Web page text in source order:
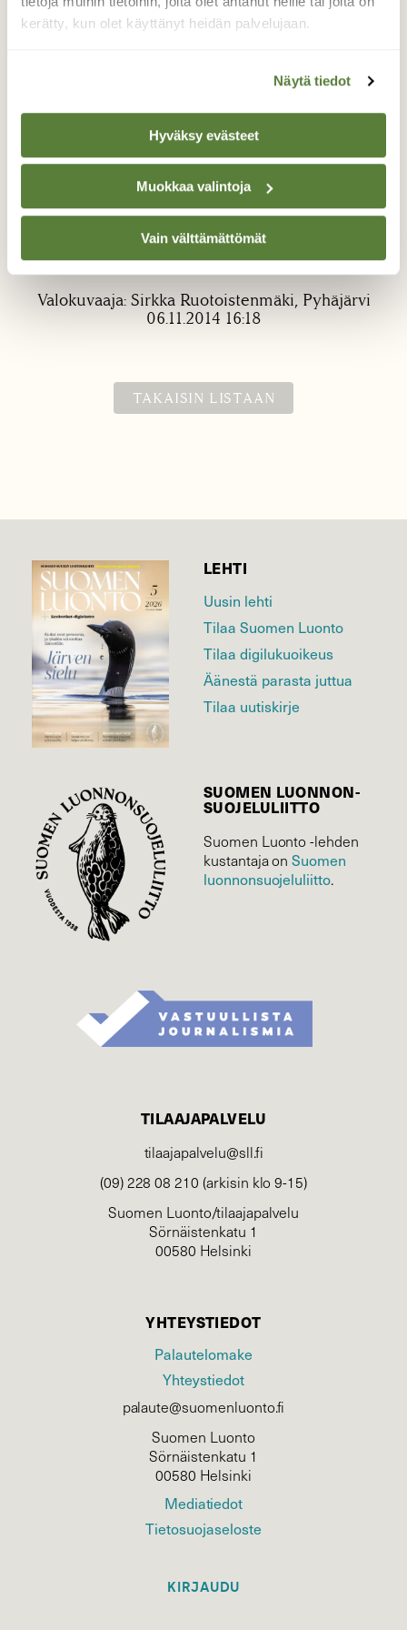
kerätty, kun olet käyttänyt heidän palvelujaan.
Näytä tiedot
Hyväksy evästeet
Muokkaa valintoja
Vain välttämättömät
Kuunsilta
Lähes täysikuu houkutteli kuvaamaa
nousevaa kuuta pakkashuuruisessa säässä.
Kuunvalo heijastui ohuelle rosoisesti
jäätyneelle Pyhäjärven järvenpinnalle.
Valokuvaaja: Sirkka Ruotoistenmäki, Pyhäjärvi
06.11.2014 16:18
TAKAISIN LISTAAN
LEHTI
Uusin lehti
Tilaa Suomen Luonto
Tilaa digilukuoikeus
Äänestä parasta juttua
Tilaa uutiskirje
SUOMEN LUONNON­
SUOJELU­LIITTO
Suomen Luonto -lehden
kustantaja onSuomen
luonnonsuojelu­liitto.
TILAAJAPALVELU
tilaajapalvelu@sll.fi
(09) 228 08 210 (arkisin klo 9-15)
Suomen Luonto/tilaajapalvelu
Sörnäistenkatu 1
00580 Helsinki
YHTEYSTIEDOT
Palautelomake
Yhteystiedot
palaute@suomenluonto.fi
Suomen Luonto
Sörnäistenkatu 1
00580 Helsinki
Mediatiedot
Tietosuojaseloste
KIRJAUDU